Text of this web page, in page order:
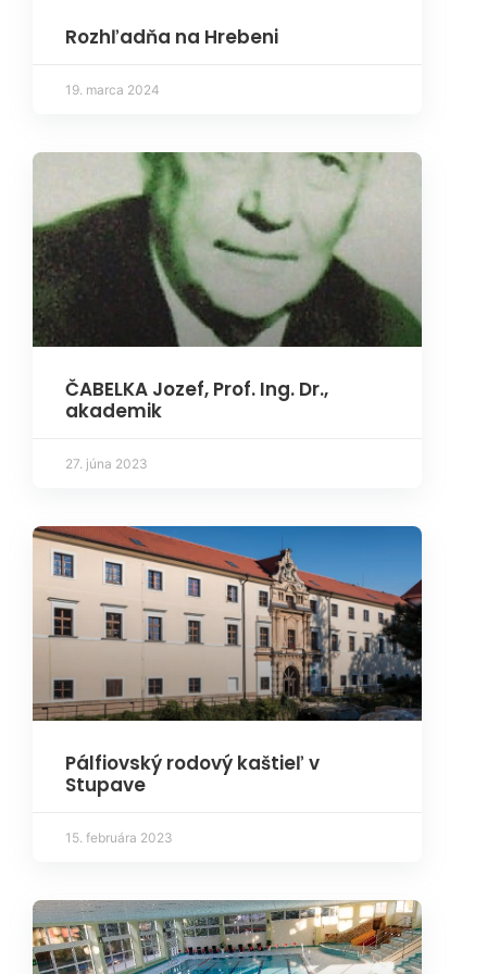
Rozhľadňa na Hrebeni
19. marca 2024
ČABELKA Jozef, Prof. Ing. Dr.,
akademik
27. júna 2023
Pálfiovský rodový kaštieľ v
Stupave
15. februára 2023